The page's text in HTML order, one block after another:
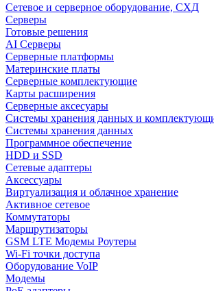
Сетевое и серверное оборудование, СХД
Cерверы
Готовые решения
AI Серверы
Серверные платформы
Материнские платы
Серверные комплектующие
Карты расширения
Серверные аксесуары
Системы хранения данных и
Системы хранения данных
Программное обеспечение
HDD и SSD
Сетевые адаптеры
Аксессуары
Виртуализация и облачное хранение
Активное сетевое
Коммутаторы
Маршрутизаторы
GSM LTE Модемы Роутеры
Wi-Fi точки доступа
Оборудование VoIP
Модемы